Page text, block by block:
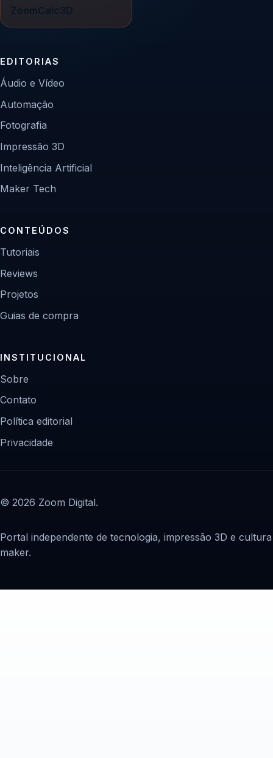
ZoomCalc3D
EDITORIAS
Áudio e Vídeo
Automação
Fotografia
Impressão 3D
Inteligência Artificial
Maker Tech
CONTEÚDOS
Tutoriais
Reviews
Projetos
Guias de compra
INSTITUCIONAL
Sobre
Contato
Política editorial
Privacidade
© 2026 Zoom Digital.
Portal independente de tecnologia, impressão 3D e cultura
maker.